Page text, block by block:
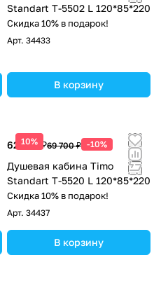
Standart Т-5502 L 120*85*220
Скидка 10% в подарок!
Арт. 34433
В корзину
10%
62 730 ₽69 700 ₽ -10%
Душевая кабина Timo
Standart Т-5520 L 120*85*220
Скидка 10% в подарок!
Арт. 34437
В корзину